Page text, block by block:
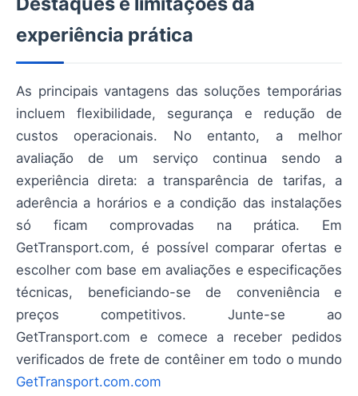
experiência prática
As principais vantagens das soluções temporárias
incluem flexibilidade, segurança e redução de
custos operacionais. No entanto, a melhor
avaliação de um serviço continua sendo a
experiência direta: a transparência de tarifas, a
aderência a horários e a condição das instalações
só ficam comprovadas na prática. Em
GetTransport.com, é possível comparar ofertas e
escolher com base em avaliações e especificações
técnicas, beneficiando-se de conveniência e
preços competitivos. Junte-se ao
GetTransport.com e comece a receber pedidos
verificados de frete de contêiner em todo o mundo
GetTransport.com.com